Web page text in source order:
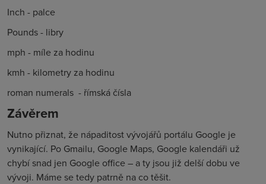
Inch - palce
Pounds- libry
mph - míle za hodinu
kmh - kilometry za hodinu
roman numerals - římská čísla
Závěrem
Nutno přiznat, že nápaditost vývojářů portálu Google je
vynikající. Po Gmailu, Google Maps, Google kalendáři už
chybí snad jen Google office – a ty jsou již delší dobu ve
vývoji. Máme se tedy patrně na co těšit.